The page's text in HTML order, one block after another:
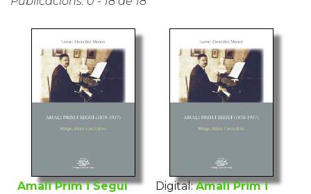
Amali Prim i Seguí
Digital: Amali Prim i